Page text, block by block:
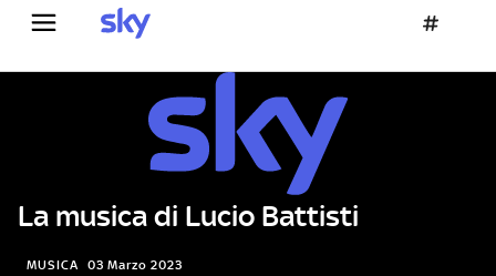
La musica di Lucio Battisti
MUSICA 03 Marzo 2023